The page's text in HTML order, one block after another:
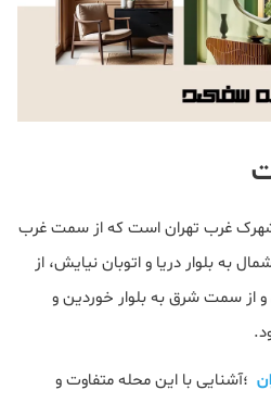
شهرک غرب تهران است که از سمت غرب
به بلوار دریا و اتوبان نیایش، از
از سمت شرق به بلوار خوردین و
؛آشنایی با این محله متفاوت و